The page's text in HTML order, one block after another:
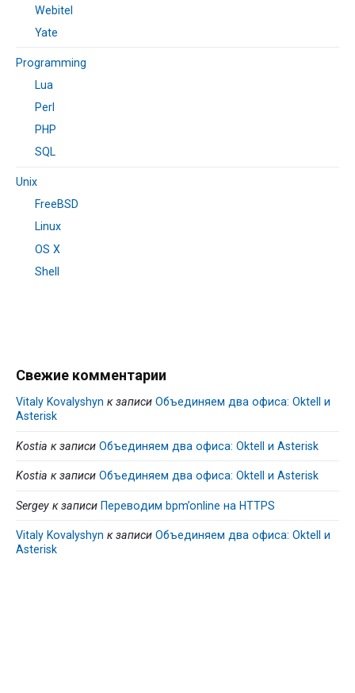
Webitel
Yate
Programming
Lua
Perl
PHP
SQL
Unix
FreeBSD
Linux
OS X
Shell
Свежие комментарии
Vitaly Kovalyshyn к записи Объединяем два офиса: Oktell и
Asterisk
Kostia к записи Объединяем два офиса: Oktell и Asterisk
Kostia к записи Объединяем два офиса: Oktell и Asterisk
Sergey к записи Переводим bpm’online на HTTPS
Vitaly Kovalyshyn к записи Объединяем два офиса: Oktell и
Asterisk